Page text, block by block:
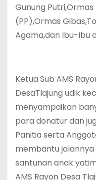
Gunung
(PP),Ormas
Agama,dan Ibu-Ibu
Ketua Sub AMS
DesaTlajung udik
menyampaikan
para donatur dan
Panitia serta
membantu
santunan anak
AMS Rayon Desa